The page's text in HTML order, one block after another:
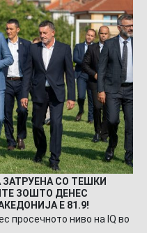
СО ТЕШКИ
ЗОШТО ДЕНЕС
Е 81.9!
просечното ниво на IQ во